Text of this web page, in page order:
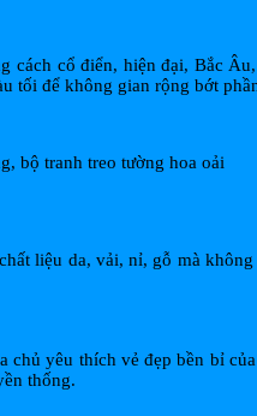
cách cổ điển, hiện đại, Bắc
tối để không gian rộng bớt
bộ tranh treo tường hoa oải
liệu da, vải, nỉ, gỗ mà
yêu thích vẻ đẹp bền bỉ
thống.